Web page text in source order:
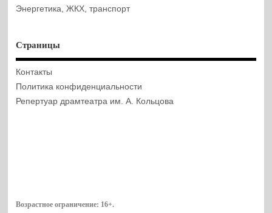
Энергетика, ЖКХ, транспорт
Страницы
Контакты
Политика конфиденциальности
Репертуар драмтеатра им. А. Кольцова
Возрастное ограничение: 16+.